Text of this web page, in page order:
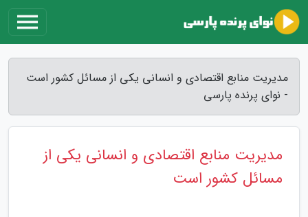
مدیریت منابع اقتصادی و انسانی یکی از مسائل کشور است
- نوای پرنده پارسی
مدیریت منابع اقتصادی و انسانی یکی از
مسائل کشور است